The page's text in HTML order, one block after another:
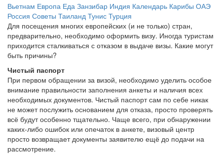
Вьетнам Европа Еда Занзибар Индия Календарь Карибы ОАЭ
Россия Советы Таиланд Тунис Турция
Для посещения многих европейских (и не только) стран,
предварительно, необходимо оформить визу. Иногда туристам
приходится сталкиваться с отказом в выдаче визы. Какие могут
быть причины?
Чистый паспорт
При первом обращении за визой, необходимо уделить особое
внимание правильности заполнения анкеты и наличия всех
необходимых документов. Чистый паспорт сам по себе никак
не может послужить основанием для отказа, просто проверять
всё будут особенно тщательно. Чаще всего, при обнаружении
каких-либо ошибок или опечаток в анкете, визовый центр
просто возвращает документы заявителю ещё до подачи на
рассмотрение.